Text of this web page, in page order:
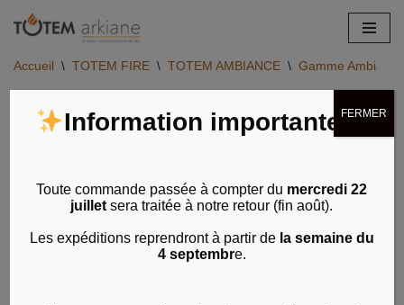
au
Accueil \ TOTEM FIRE \ TOTEM AMBIANCE \ Gamme
Information importante
Toute commande passée à compter du mercredi 22
juillet sera traitée à notre retour (fin août).
Les expéditions reprendront à partir de la semaine du
4 septembre.
FERMER